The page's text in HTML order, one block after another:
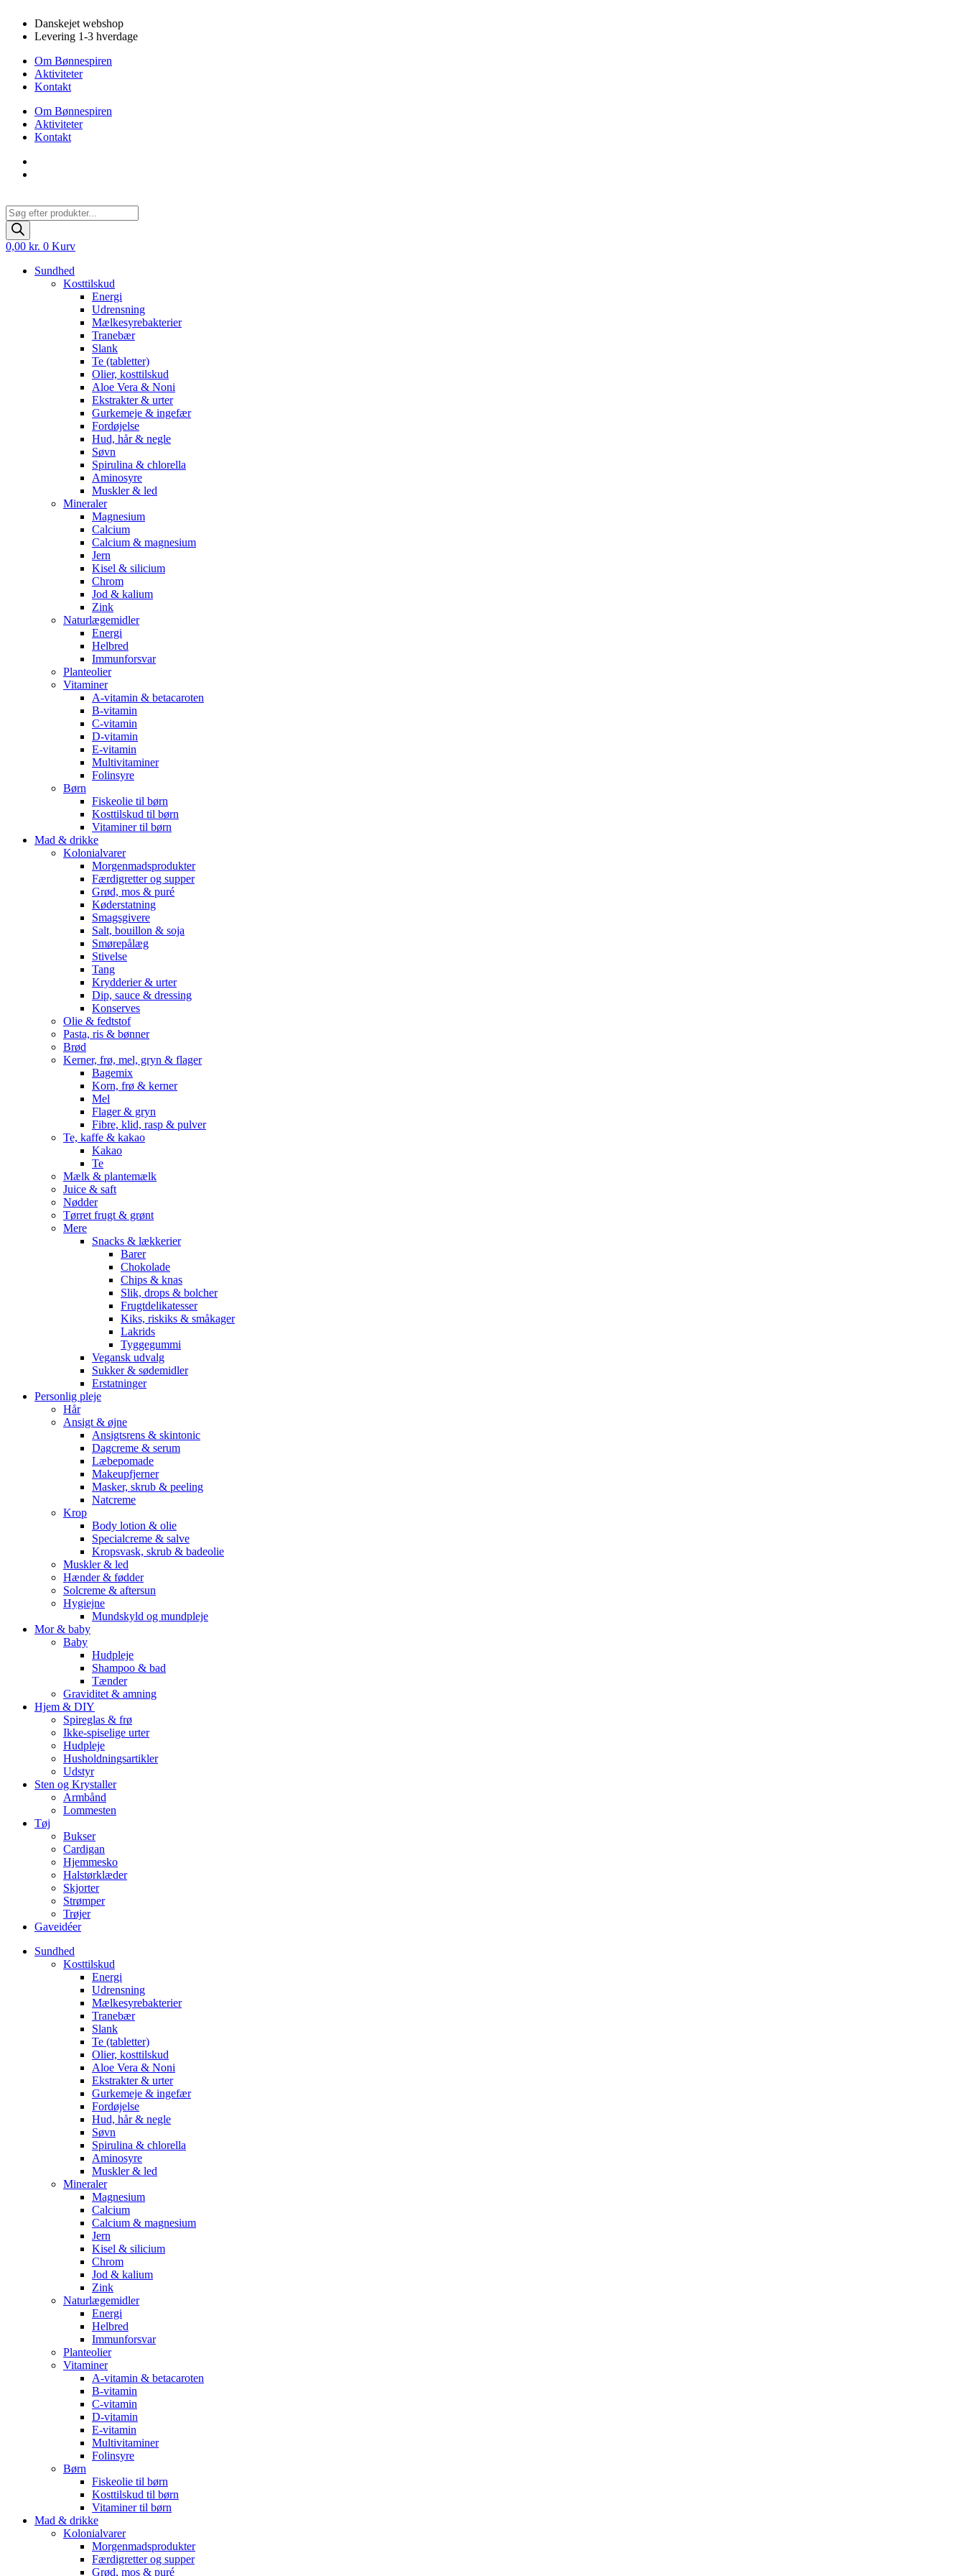
indhold
Danskejet webshop
Levering 1-3 hverdage
Om Bønnespiren
Aktiviteter
Kontakt
Om Bønnespiren
Aktiviteter
Kontakt
Products
search
0,00 kr. 0 Kurv
Sundhed
Kosttilskud
Energi
Udrensning
Mælkesyrebakterier
Tranebær
Slank
Te (tabletter)
Olier, kosttilskud
Aloe Vera & Noni
Ekstrakter & urter
Gurkemeje & ingefær
Fordøjelse
Hud, hår & negle
Søvn
Spirulina & chlorella
Aminosyre
Muskler & led
Mineraler
Magnesium
Calcium
Calcium & magnesium
Jern
Kisel & silicium
Chrom
Jod & kalium
Zink
Naturlægemidler
Energi
Helbred
Immunforsvar
Planteolier
Vitaminer
A-vitamin & betacaroten
B-vitamin
C-vitamin
D-vitamin
E-vitamin
Multivitaminer
Folinsyre
Børn
Fiskeolie til børn
Kosttilskud til børn
Vitaminer til børn
Mad & drikke
Kolonialvarer
Morgenmadsprodukter
Færdigretter og supper
Grød, mos & puré
Køderstatning
Smagsgivere
Salt, bouillon & soja
Smørepålæg
Stivelse
Tang
Krydderier & urter
Dip, sauce & dressing
Konserves
Olie & fedtstof
Pasta, ris & bønner
Brød
Kerner, frø, mel, gryn & flager
Bagemix
Korn, frø & kerner
Mel
Flager & gryn
Fibre, klid, rasp & pulver
Te, kaffe & kakao
Kakao
Te
Mælk & plantemælk
Juice & saft
Nødder
Tørret frugt & grønt
Mere
Snacks & lækkerier
Barer
Chokolade
Chips & knas
Slik, drops & bolcher
Frugtdelikatesser
Kiks, riskiks & småkager
Lakrids
Tyggegummi
Vegansk udvalg
Sukker & sødemidler
Erstatninger
Personlig pleje
Hår
Ansigt & øjne
Ansigtsrens & skintonic
Dagcreme & serum
Læbepomade
Makeupfjerner
Masker, skrub & peeling
Natcreme
Krop
Body lotion & olie
Specialcreme & salve
Kropsvask, skrub & badeolie
Muskler & led
Hænder & fødder
Solcreme & aftersun
Hygiejne
Mundskyld og mundpleje
Mor & baby
Baby
Hudpleje
Shampoo & bad
Tænder
Graviditet & amning
Hjem & DIY
Spireglas & frø
Ikke-spiselige urter
Hudpleje
Husholdningsartikler
Udstyr
Sten og Krystaller
Armbånd
Lommesten
Tøj
Bukser
Cardigan
Hjemmesko
Halstørklæder
Skjorter
Strømper
Trøjer
Gaveidéer
Sundhed
Kosttilskud
Energi
Udrensning
Mælkesyrebakterier
Tranebær
Slank
Te (tabletter)
Olier, kosttilskud
Aloe Vera & Noni
Ekstrakter & urter
Gurkemeje & ingefær
Fordøjelse
Hud, hår & negle
Søvn
Spirulina & chlorella
Aminosyre
Muskler & led
Mineraler
Magnesium
Calcium
Calcium & magnesium
Jern
Kisel & silicium
Chrom
Jod & kalium
Zink
Naturlægemidler
Energi
Helbred
Immunforsvar
Planteolier
Vitaminer
A-vitamin & betacaroten
B-vitamin
C-vitamin
D-vitamin
E-vitamin
Multivitaminer
Folinsyre
Børn
Fiskeolie til børn
Kosttilskud til børn
Vitaminer til børn
Mad & drikke
Kolonialvarer
Morgenmadsprodukter
Færdigretter og supper
Grød, mos & puré